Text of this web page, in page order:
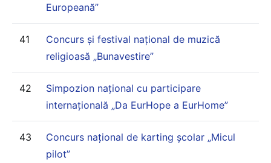
Europeană”
41
Concurs și festival național de muzică
religioasă „Bunavestire”
42
Simpozion național cu participare
internațională „Da EurHope a EurHome”
43
Concurs național de karting școlar „Micul
pilot”